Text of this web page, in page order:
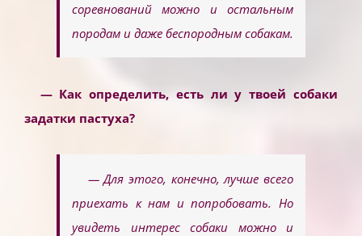
соревнований можно и остальным
породам и даже беспородным собакам.
— Как определить, есть ли у твоей собаки
задатки пастуха?
— Для этого, конечно, лучше всего
приехать к нам и попробовать. Но
увидеть интерес собаки можно и